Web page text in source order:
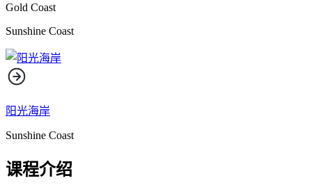
Gold Coast
Sunshine Coast
阳光海岸
Sunshine Coast
课程介绍